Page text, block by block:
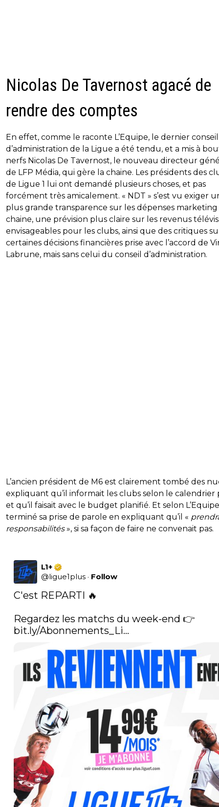
Nicolas De Tavernost agacé de
rendre des comptes
En effet, comme le raconte L’Equipe, le dernier conseil
d’administration de la Ligue a été tendu, et a mis à
nerfs Nicolas De Tavernost, le nouveau directeur
de LFP Média, qui gère la chaine. Les présidents des
de Ligue 1 lui ont demandé plusieurs choses, et pas
forcément très amicalement. « NDT » s’est vu exiger
plus grande transparence sur les dépenses marketing
chaine, une prévision plus claire sur les revenus
envisageables pour les clubs, ainsi que des critiques
certaines décisions financières prise avec l’accord de
Labrune, mais sans celui du conseil d’administration.
L’ancien président de M6 est clairement tombé des
expliquant qu’il informait les clubs selon le calendrier
et qu’il faisait avec le budget planifié. Et selon
terminé sa prise de parole en expliquant qu’il «
responsabilités», si sa façon de faire ne convenait pas.
L1+
@ligue1plus · Follow
C'est REPARTI 🔥
bit.ly/Abonnements_Li…